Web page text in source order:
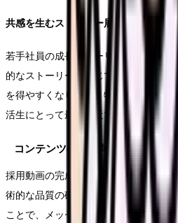
共感を生むストーリー展開
若手社員の成長ストーリーや、実際の
的なストーリーを通じて企業の魅力を
を得やすくなります。特に、入社後数
活生にとって最も身近で参考になる情
コンテンツの質的向上
採用動画の完成度を高めるためには、
術的な品質の確保も重要です。視聴者
ことで、メッセージの伝達効率を高め